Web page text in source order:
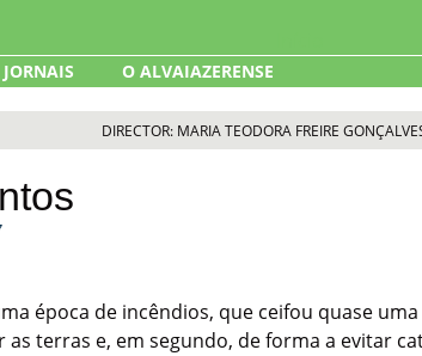
JORNAIS O ALVAIAZERENSE
DIRECTOR: MARIA TEODORA FREIRE
época de incêndios, que ceifou quase
terras e, em segundo, de forma a evitar